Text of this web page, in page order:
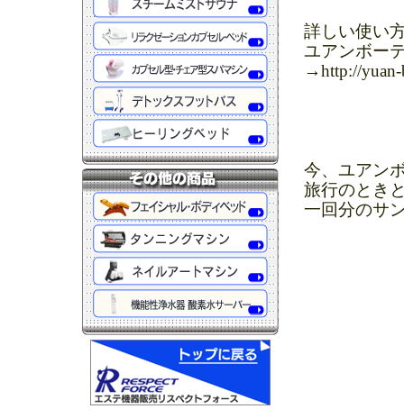
詳しい使い
ユアンボー
→http://yuan-
今、ユアン
旅行のとき
一回分のサ